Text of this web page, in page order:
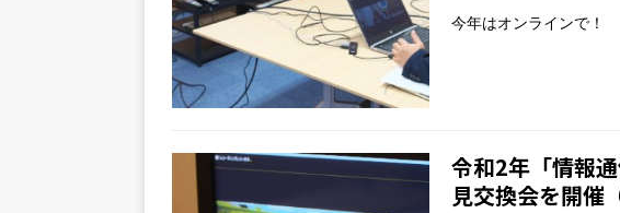
今年はオンラインで！
令和2年「情報
見交換会を開催